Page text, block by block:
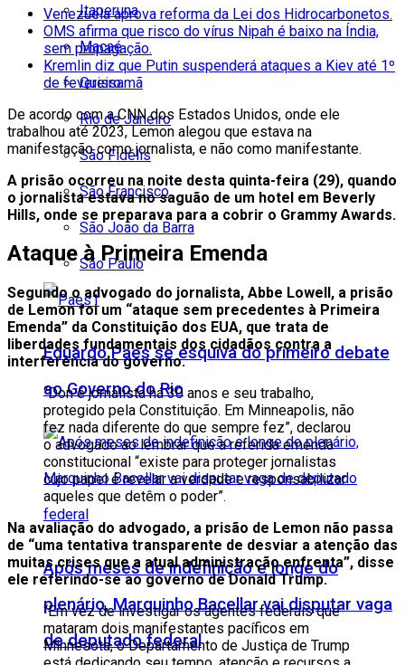
Itaperuna
Macaé
Quissamã
Rio de Janeiro
São Fidélis
São Francisco
São João da Barra
São Paulo
Eduardo Paes se esquiva do primeiro debate
ao Governo do Rio
Após meses de indefinição e longe do
plenário, Marquinho Bacellar vai disputar vaga
de deputado federal
Venezuela aprova reforma da Lei dos Hidrocarbonetos.
OMS afirma que risco do vírus Nipah é baixo na Índia,
sem propagação.
Kremlin diz que Putin suspenderá ataques a Kiev até 1º
de fevereiro.
De acordo com a CNN dos Estados Unidos, onde ele
trabalhou até 2023, Lemon alegou que estava na
manifestação como jornalista, e não como manifestante.
A prisão ocorreu na noite desta quinta-feira (29), quando
o jornalista estava no saguão de um hotel em Beverly
Hills, onde se preparava para a cobrir o Grammy Awards.
Ataque à Primeira Emenda
Segundo o advogado do jornalista, Abbe Lowell, a prisão
de Lemon foi um “ataque sem precedentes à Primeira
Emenda” da Constituição dos EUA, que trata de
liberdades fundamentais dos cidadãos contra a
interferência do governo.
“Don é jornalista há 30 anos e seu trabalho,
protegido pela Constituição. Em Minneapolis, não
fez nada diferente do que sempre fez”, declarou
o advogado ao lembrar que a referida emenda
constitucional “existe para proteger jornalistas
cujo papel é revelar a verdade e responsabilizar
aqueles que detêm o poder”.
Na avaliação do advogado, a prisão de Lemon não passa
de “uma tentativa transparente de desviar a atenção das
muitas crises que a atual administração enfrenta”, disse
ele referindo-se ao governo de Donald Trump.
“Em vez de investigar os agentes federais que
mataram dois manifestantes pacíficos em
Minnesota, o Departamento de Justiça de Trump